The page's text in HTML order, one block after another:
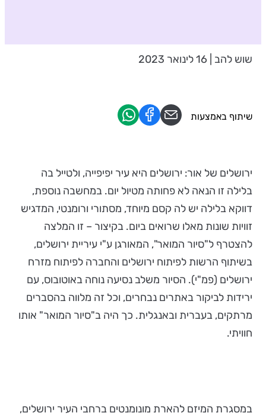
שוש להב | 16 לינואר 2023
ירושלים של אור: ירושלים היא עיר יפיפייה, ולטייל בה
בלילה זו הנאה לא פחותה מטיול יום. במחשבה נוספת,
דווקא בלילה יש לה קסם מיוחד, מסתורי ורומנטי, המדגיש
זוויות שונות מאלו שרואים ביום. בקיצור – זו המלצה
להצטרף ל"סיור המואר", המאורגן ע"י עיריית ירושלים,
בשיתוף הרשות לפיתוח ירושלים והחברה לפיתוח מזרח
ירושלים (פמ"י). הסיור משלב נסיעה נוחה באוטובוס, עם
ירידות לביקור באתרים נבחרים, וכל זה מלווה בהסברים
מרתקים, בעברית ובאנגלית. כך היה ב"סיור המואר" אותו
חוויתי.
במסגרת המיזם להארת מונומנטים ברחבי העיר ירושלים,
שיתוף באמצעות